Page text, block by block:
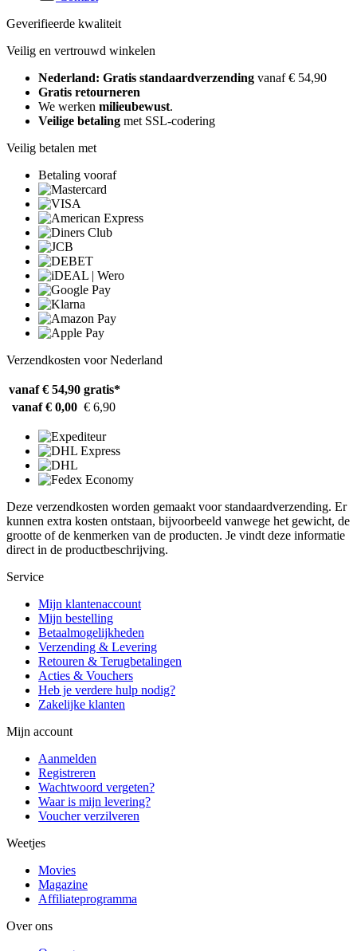
Geverifieerde kwaliteit
Veilig en vertrouwd winkelen
Nederland: Gratis standaardverzending vanaf € 54,90
Gratis retourneren
We werken milieubewust.
Veilige betaling met SSL-codering
Veilig betalen met
Betaling vooraf
Verzendkosten voor Nederland
vanaf € 54,90 gratis*
vanaf € 0,00 € 6,90
Deze verzendkosten worden gemaakt voor standaardverzending. Er
kunnen extra kosten ontstaan, bijvoorbeeld vanwege het gewicht, de
grootte of de kenmerken van de producten. Je vindt deze informatie
direct in de productbeschrijving.
Service
Mijn klantenaccount
Mijn bestelling
Betaalmogelijkheden
Verzending & Levering
Retouren & Terugbetalingen
Acties & Vouchers
Heb je verdere hulp nodig?
Zakelijke klanten
Mijn account
Aanmelden
Registreren
Wachtwoord vergeten?
Waar is mijn levering?
Voucher verzilveren
Weetjes
Movies
Magazine
Affiliateprogramma
Over ons